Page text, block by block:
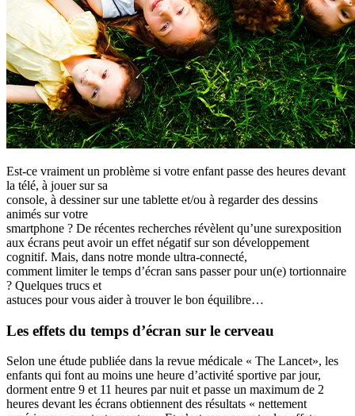
Est-ce vraiment un problème si votre enfant passe des heures devant
la télé, à jouer sur sa
console, à dessiner sur une tablette et/ou à regarder des dessins
animés sur votre
smartphone ? De récentes recherches révèlent qu’une surexposition
aux écrans peut avoirun effet négatif sur son développement
cognitif. Mais, dans notre monde ultra-connecté,
comment limiter le temps d’écran sans passer pour un(e) tortionnaire
? Quelques trucs et
astuces pour vous aider à trouver le bon équilibre…
Les effets du temps d’écran sur le cerveau
Selon une étude publiée dans la revue médicale « The Lancet», les
enfants qui font au moins une heure d’activité sportive par jour,
dorment entre 9 et 11 heures par nuit et passe un maximum de 2
heures devant les écrans obtiennent des résultats « nettement